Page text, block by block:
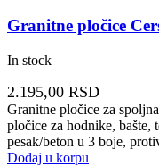
Granitne pločice
In stock
2.195,00 RSD
Granitne pločice za
pločice za hodnike, bašte,
pesak/beton u 3 boje,
Dodaj u korpu